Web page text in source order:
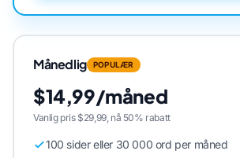
Månedlig POPULÆR
$14,99/måned
Vanlig pris $29,99, nå 50% rabatt
100 sider eller 30 000 ord per måned